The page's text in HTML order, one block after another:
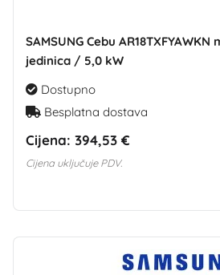
SAMSUNG Cebu
jedinica / 5,0 kW
Dostupno
Besplatna dostava
Cijena: 394,53 €
Cijena uključuje PDV.